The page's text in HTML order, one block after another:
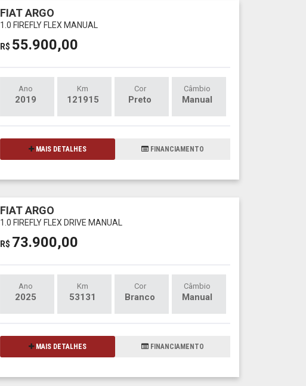
FIAT ARGO
1.0 FIREFLY FLEX MANUAL
R$ 55.900,00
Ano
2019
Km
121915
Cor
Preto
Câmbio
Manual
MAIS DETALHES FINANCIAMENTO
FIAT ARGO
1.0 FIREFLY FLEX DRIVE MANUAL
R$ 73.900,00
Ano
2025
Km
53131
Cor
Branco
Câmbio
Manual
MAIS DETALHES FINANCIAMENTO